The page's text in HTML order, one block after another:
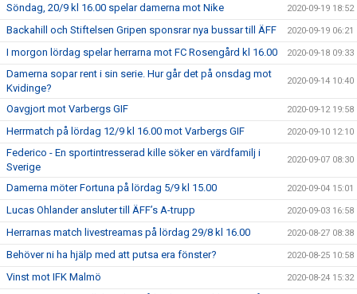
Söndag, 20/9 kl 16.00 spelar damerna mot Nike 2020-09-19 18:52
Backahill och Stiftelsen Gripen sponsrar nya bussar till ÄFF 2020-09-19 06:21
I morgon lördag spelar herrarna mot FC Rosengård kl 16.00 2020-09-18 09:33
Damerna sopar rent i sin serie. Hur går det på onsdag mot
Kvidinge?
2020-09-14 10:40
Oavgjort mot Varbergs GIF 2020-09-12 19:58
Herrmatch på lördag 12/9 kl 16.00 mot Varbergs GIF 2020-09-10 12:10
Federico - En sportintresserad kille söker en värdfamilj i
Sverige
2020-09-07 08:30
Damerna möter Fortuna på lördag 5/9 kl 15.00 2020-09-04 15:01
Lucas Ohlander ansluter till ÄFF’s A-trupp 2020-09-03 16:58
Herrarnas match livestreamas på lördag 29/8 kl 16.00 2020-08-27 08:38
Behöver ni ha hjälp med att putsa era fönster? 2020-08-25 10:58
Vinst mot IFK Malmö 2020-08-24 15:32